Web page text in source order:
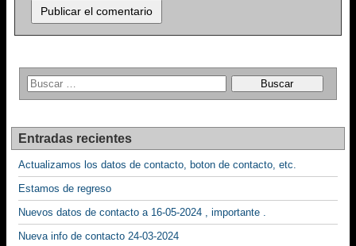
Entradas recientes
Actualizamos los datos de contacto, boton de contacto, etc.
Estamos de regreso
Nuevos datos de contacto a 16-05-2024 , importante .
Nueva info de contacto 24-03-2024